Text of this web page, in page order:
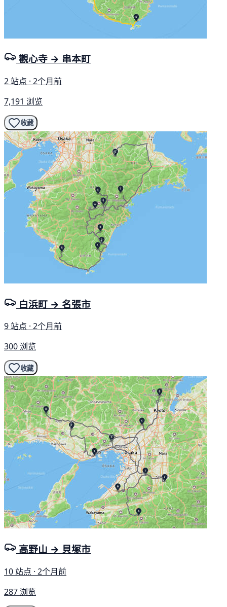
觀心寺 → 串本町
2 站点 · 2个月前
7,191 浏览
收藏
白浜町 → 名張市
9 站点 · 2个月前
300 浏览
收藏
高野山 → 貝塚市
10 站点 · 2个月前
287 浏览